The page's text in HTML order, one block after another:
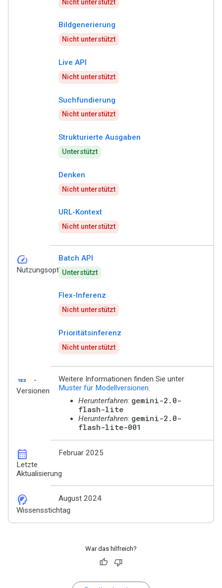
Nicht unterstützt
Bildgenerierung
Nicht unterstützt
Live API
Nicht unterstützt
Suchfundierung
Nicht unterstützt
Strukturierte Ausgaben
Unterstützt
Denken
Nicht unterstützt
URL-Kontext
Nicht unterstützt
speed
Nutzungsoptionen
Batch API
Unterstützt
Flex-Inferenz
Nicht unterstützt
Prioritätsinferenz
Nicht unterstützt
123
-
Versionen
Weitere Informationen finden Sie unter
Muster für Modellversionen.
Herunterfahren: gemini-2.0-
flash-lite
Herunterfahren: gemini-2.0-
flash-lite-001
calendar_month
Letzte
Aktualisierung
Februar 2025
cognition_2
Wissensstichtag
August 2024
War das hilfreich?